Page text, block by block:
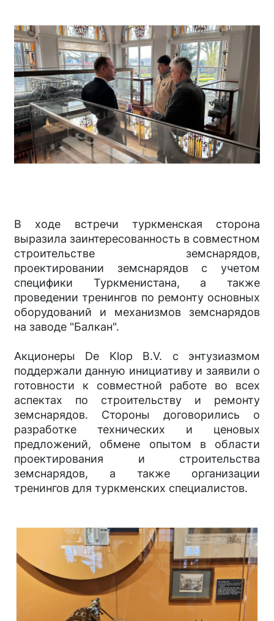
В ходе встречи туркменская сторона
выразила заинтересованность в совместном
строительстве земснарядов,
проектировании земснарядов с учетом
специфики Туркменистана, а также
проведении тренингов по ремонту основных
оборудований и механизмов земснарядов
на заводе "Балкан".
Акционеры De Klop B.V. с энтузиазмом
поддержали данную инициативу и заявили о
готовности к совместной работе во всех
аспектах по строительству и ремонту
земснарядов. Стороны договорились о
разработке технических и ценовых
предложений, обмене опытом в области
проектирования и строительства
земснарядов, а также организации
тренингов для туркменских специалистов.